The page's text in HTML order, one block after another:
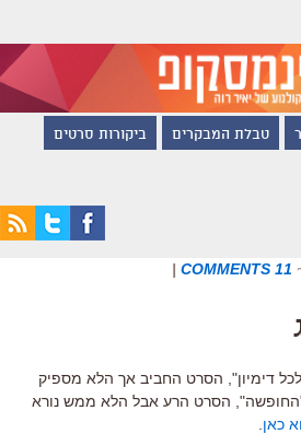
טבלת המבקרים ביקורות סרטים
11 COMMENTS
|
דימיון", הסרט החביב אך הלא מספיק
"החופשה", הסרט הרע אבל הלא ממש נורא
כאן